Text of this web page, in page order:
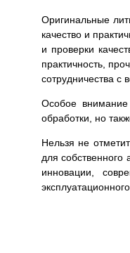
Оригинальные
качество и
и проверки
практичность,
сотрудничества с
Особое внимание
обработки, но
Нельзя не
для собственного
инновации,
эксплуатационного